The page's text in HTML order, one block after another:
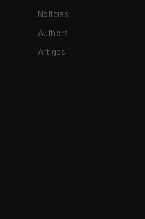
Notícias
Authors
Artigos